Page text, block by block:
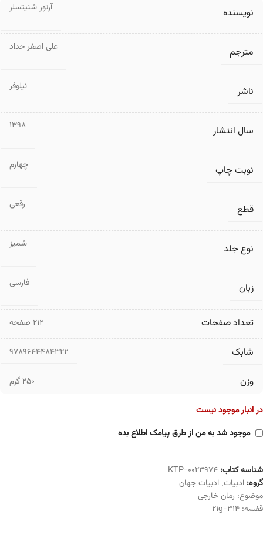
نویسنده آرتور شنیتسلر
مترجم علی اصغر حداد
ناشر نیلوفر
سال انتشار 1398
نوبت چاپ چهارم
قطع رقعی
نوع جلد شمیز
زبان فارسی
تعداد صفحات ۲۱۲ صفحه
شابک 9789644484322
وزن 250 گرم
در انبار موجود نیست
موجود شد به من از طرق پیامک اطلاع بده
شناسه کتاب: KTP-0023974
گروه: ادبیات, ادبیات جهان
موضوع: رمان خارجی
قفسه: 314-21g